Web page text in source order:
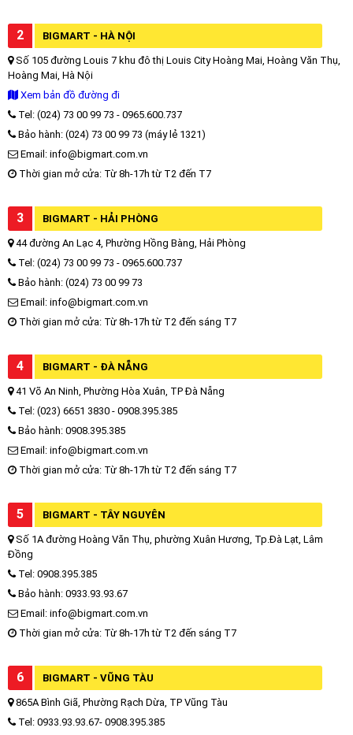
2 BIGMART - HÀ NỘI
Số 105 đường Louis 7 khu đô thị Louis City Hoàng Mai, Hoàng Văn Thụ,
Hoàng Mai, Hà Nội
Xem bản đồ đường đi
Tel: (024) 73 00 99 73 - 0965.600.737
Bảo hành: (024) 73 00 99 73 (máy lẻ 1321)
Email: info@bigmart.com.vn
Thời gian mở cửa: Từ 8h-17h từ T2 đến T7
3 BIGMART - HẢI PHÒNG
44 đường An Lạc 4, Phường Hồng Bàng, Hải Phòng
Tel: (024) 73 00 99 73 - 0965.600.737
Bảo hành: (024) 73 00 99 73
Email: info@bigmart.com.vn
Thời gian mở cửa: Từ 8h-17h từ T2 đến sáng T7
4 BIGMART - ĐÀ NẴNG
41 Võ An Ninh, Phường Hòa Xuân, TP Đà Nẵng
Tel: (023) 6651 3830 - 0908.395.385
Bảo hành: 0908.395.385
Email: info@bigmart.com.vn
Thời gian mở cửa: Từ 8h-17h từ T2 đến sáng T7
5 BIGMART - TÂY NGUYÊN
Số 1A đường Hoàng Văn Thụ, phường Xuân Hương, Tp.Đà Lạt, Lâm
Đồng
Tel: 0908.395.385
Bảo hành: 0933.93.93.67
Email: info@bigmart.com.vn
Thời gian mở cửa: Từ 8h-17h từ T2 đến sáng T7
6 BIGMART - VŨNG TÀU
865A Bình Giã, Phường Rạch Dừa, TP Vũng Tàu
Tel: 0933.93.93.67- 0908.395.385